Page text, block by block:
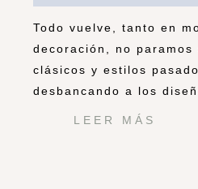
Todo vuelve, tanto en
decoración, no paramos
clásicos y estilos
desbancando a los
LEER MÁS